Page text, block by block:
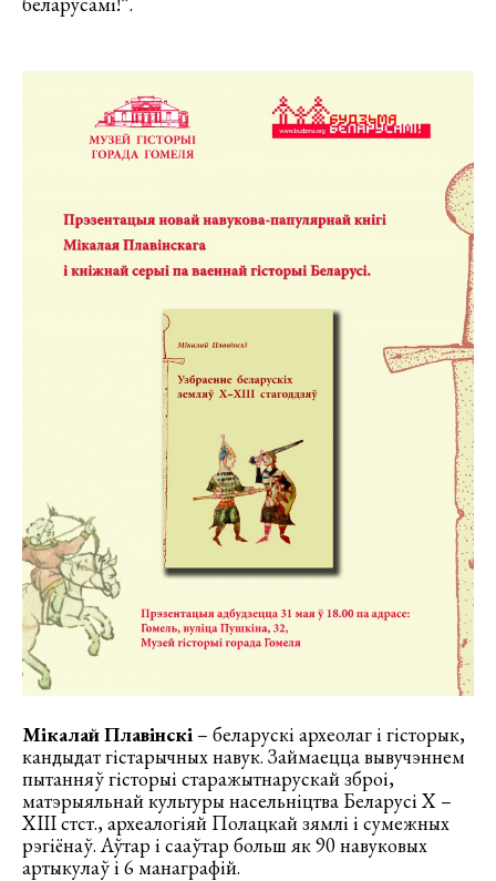
Мікалай Плавінскі – беларускі археолаг і гісторык,
кандыдат гістарычных навук. Займаецца вывучэннем
пытанняў гісторыі старажытнарускай зброі,
матэрыяльнай культуры насельніцтва Беларусі X –
XIII стст., археалогіяй Полацкай зямлі і сумежных
рэгіёнаў. Аўтар і сааўтар больш як 90 навуковых
артыкулаў і 6 манаграфій.